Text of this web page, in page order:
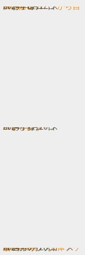
デカㇽコマニーから自由に描こ…
In お子様コース
2024年8月12日
工作しよう！
In お子様コース
2024年7月26日
漫画の為の 人体デッサン
In 画力アップコース
2024年6月28日